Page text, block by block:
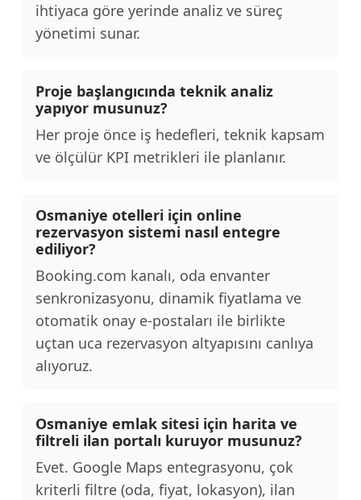
ihtiyaca göre yerinde analiz ve süreç
yönetimi sunar.
Proje başlangıcında teknik analiz
yapıyor musunuz?
Her proje önce iş hedefleri, teknik kapsam
ve ölçülür KPI metrikleri ile planlanır.
Osmaniye otelleri için online
rezervasyon sistemi nasıl entegre
ediliyor?
Booking.com kanalı, oda envanter
senkronizasyonu, dinamik fiyatlama ve
otomatik onay e-postaları ile birlikte
uçtan uca rezervasyon altyapısını canlıya
alıyoruz.
Osmaniye emlak sitesi için harita ve
filtreli ilan portalı kuruyor musunuz?
Evet. Google Maps entegrasyonu, çok
kriterli filtre (oda, fiyat, lokasyon), ilan